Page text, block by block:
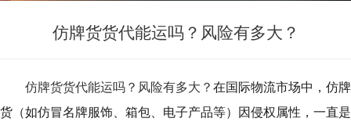
FBA专线
增值服务 +
仿牌货货代能运吗？风险有多大？
仿牌货货代能运吗？风险有多大？ 在国际物流市场中，仿牌
货（如仿冒名牌服饰、箱包、电子产品等）因侵权属性，一直是